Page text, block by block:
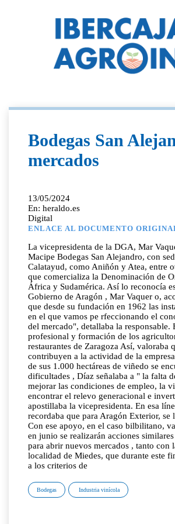
Bodegas San
mercados
13/05/2024
En: heraldo.es
Digital
ENLACE AL DOCUMENTO
La vicepresidenta de la DGA, Mar
Macipe Bodegas San Alejandro, con
Calatayud, como Aniñón y Atea, entre
que comercializa la Denominación de
África y Sudamérica. Así lo reconocía
Gobierno de Aragón , Mar Vaquer o,
que desde su fundación en 1962 las
en el que vamos pe rfeccionando el
del mercado", detallaba la
profesional y formación de los
restaurantes de Zaragoza Así,
contribuyen a la actividad de la
de sus 1.000 hectáreas de viñedo se
dificultades , Díaz señalaba a " la falta
mejorar las condiciones de empleo, la
encontrar el relevo generacional e
apostillaba la vicepresidenta. En esa
recordaba que para Aragón Exterior,
Con ese apoyo, en el caso bilbilitano,
en junio se realizarán acciones
para abrir nuevos mercados , tanto con
localidad de Miedes, que durante este
a los criterios de
Bodegas Industria vinícola